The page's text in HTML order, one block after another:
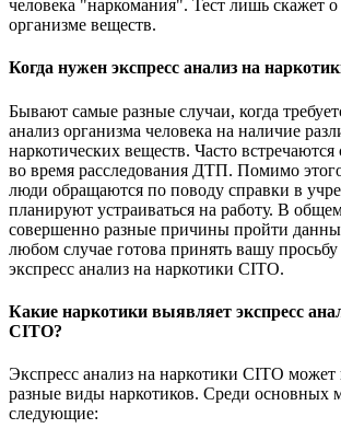
человека "наркомания". Тест лишь скажет
организме веществ.
Когда нужен экспресс анализ на
Бывают самые разные случаи, когда
анализ организма человека на наличие
наркотических веществ. Часто
во время расследования ДТП. Помимо
люди обращаются по поводу справки в
планируют устраиваться на работу. В
совершенно разные причины пройти
любом случае готова принять вашу
экспресс анализ на наркотики CITO.
Какие наркотики выявляет экспресс
CITO?
Экспресс анализ на наркотики CITO
разные виды наркотиков. Среди основных
следующие: